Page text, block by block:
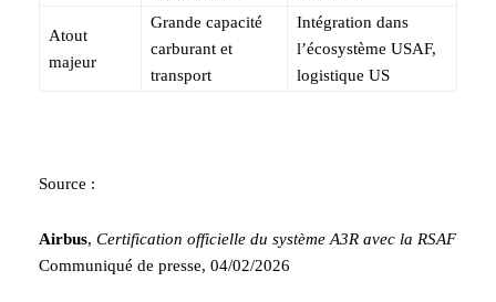
Atout
majeur
Grande capacité
carburant et
transport
Intégration dans
l’écosystème USAF,
logistique US
Source :
Airbus, Certification officielle du système A3R avec la RSAF
Communiqué de presse, 04/02/2026